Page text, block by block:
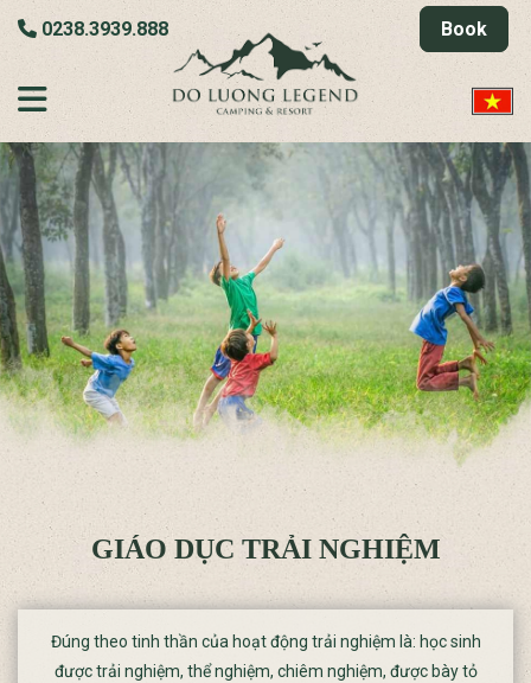
0238.3939.888 Book
GIÁO DỤC TRẢI NGHIỆM
Đúng theo tinh thần của hoạt động trải nghiệm là: học sinh
được trải nghiệm, thể nghiệm, chiêm nghiệm, được bày tỏ